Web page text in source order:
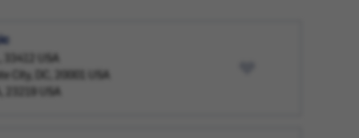
USA
City, DC, 20001 USA
23219 USA